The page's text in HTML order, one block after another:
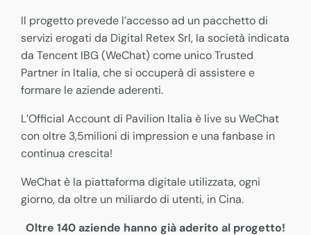
Il progetto prevede l’accesso ad un pacchetto di
servizi erogati da Digital Retex Srl, la società indicata
da Tencent IBG (WeChat) come unico Trusted
Partner in Italia, che si occuperà di assistere e
formare le aziende aderenti.
L’Official Account di Pavilion Italia è live su WeChat
con oltre 3,5milioni di impression e una fanbase in
continua crescita!
WeChat è la piattaforma digitale utilizzata, ogni
giorno, da oltre un miliardo di utenti, in Cina.
Oltre 140 aziende hanno già aderito al progetto!